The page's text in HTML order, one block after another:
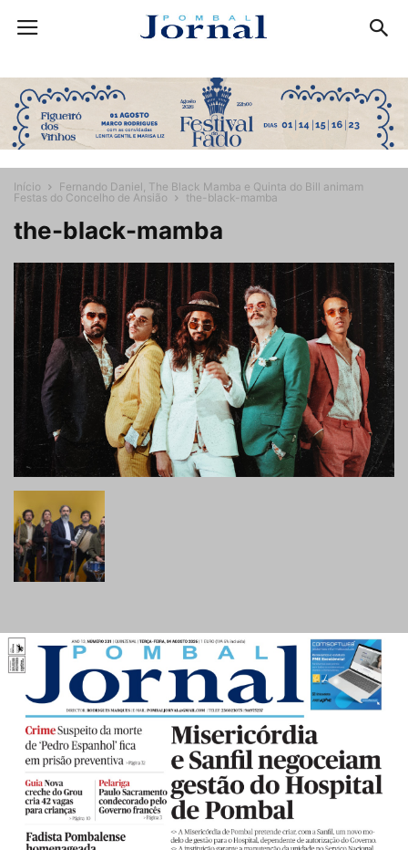
Início
Fernando Daniel, The Black Mamba e Quinta do Bill animam
Festas do Concelho de Ansião
the-black-mamba
the-black-mamba